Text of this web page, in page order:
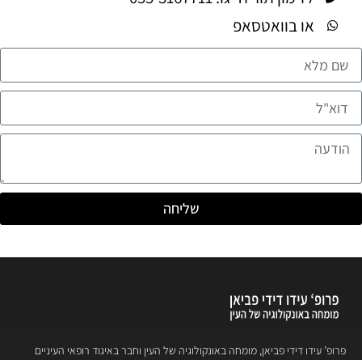
או בוואטסאפ
שליחה
פרופ’ עידו דידי פביאן, מומחה באונקולוגיה של העין וחבר באיגוד רופאי העיניים